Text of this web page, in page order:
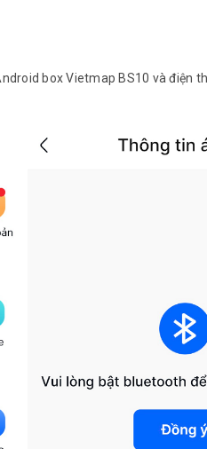
box Vietmap BS10 và điện